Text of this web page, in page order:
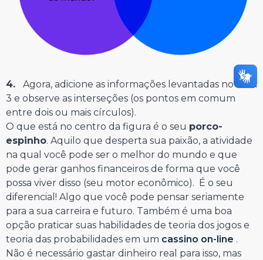
4.
Agora, adicione as informações levantadas no item
3 e observe as interseções (os pontos em comum
entre dois ou mais círculos).
O que está no centro da figura é o seu porco-
espinho. Aquilo que desperta sua paixão, a atividade
na qual você pode ser o melhor do mundo e que
pode gerar ganhos financeiros de forma que você
possa viver disso (seu motor econômico). É o seu
diferencial! Algo que você pode pensar seriamente
para a sua carreira e futuro. Também é uma boa
opção praticar suas habilidades de teoria dos jogos e
teoria das probabilidades em um cassino on-line .
Não é necessário gastar dinheiro real para isso, mas